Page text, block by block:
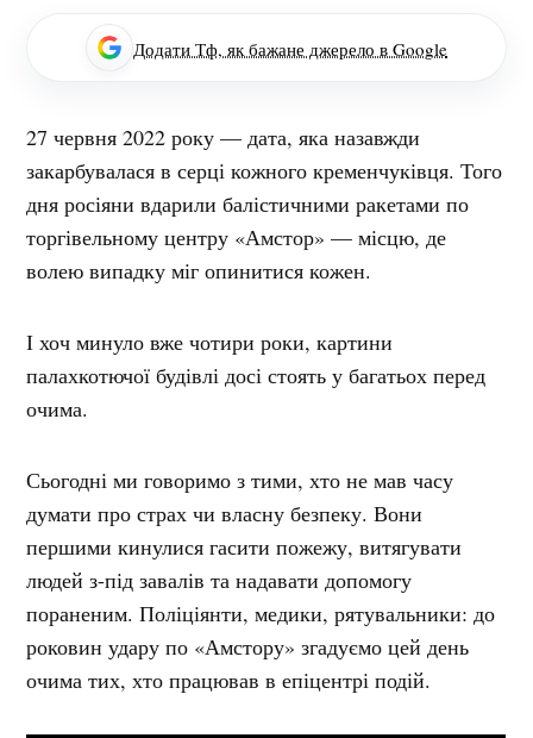
Додати Тф, як бажане джерело в Google
27 червня 2022 року — дата, яка назавжди
закарбувалася в серці кожного кременчуківця. Того
дня росіяни вдарили балістичними ракетами по
торгівельному центру «Амстор» — місцю, де
волею випадку міг опинитися кожен.
І хоч минуло вже чотири роки, картини
палахкотючої будівлі досі стоять у багатьох перед
очима.
Сьогодні ми говоримо з тими, хто не мав часу
думати про страх чи власну безпеку. Вони
першими кинулися гасити пожежу, витягувати
людей з-під завалів та надавати допомогу
пораненим. Поліціянти, медики, рятувальники: до
роковин удару по «Амстору» згадуємо цей день
очима тих, хто працював в епіцентрі подій.